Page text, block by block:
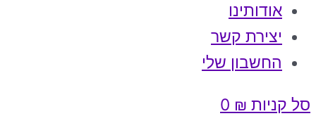
אודותינו
יצירת קשר
החשבון שלי
סל קניות ₪